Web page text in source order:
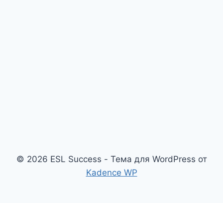
© 2026 ESL Success - Тема для WordPress от
Kadence WP